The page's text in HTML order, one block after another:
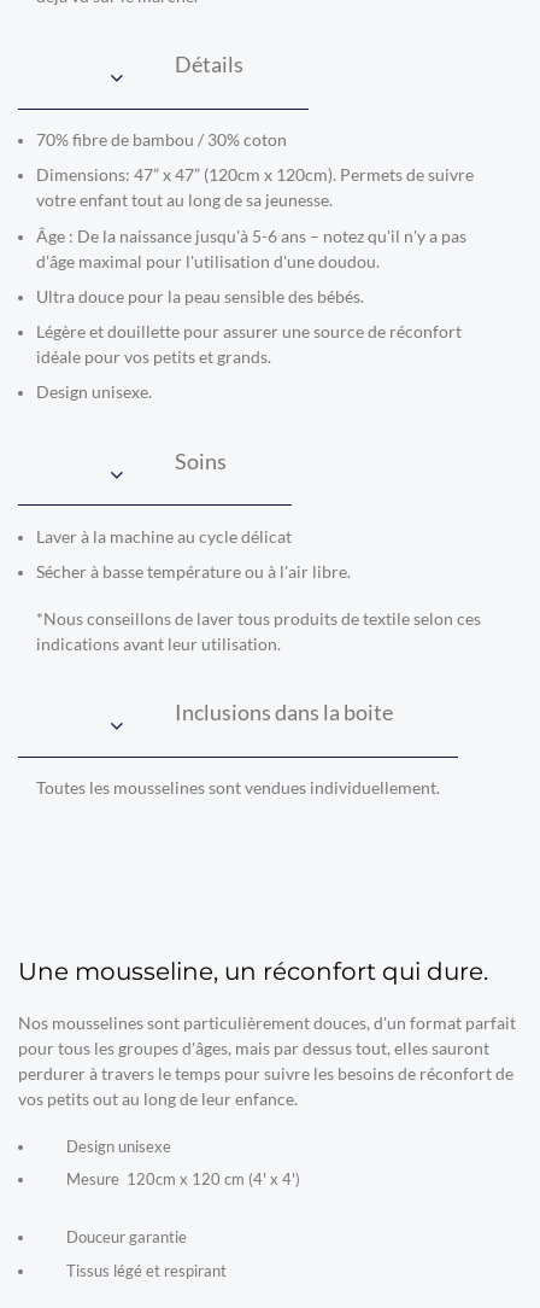
Détails
70% fibre de bambou / 30% coton
Dimensions: 47” x 47” (120cm x 120cm). Permets de suivre
votre enfant tout au long de sa jeunesse.
Âge : De la naissance jusqu'à 5-6 ans – notez qu'il n'y a pas
d'âge maximal pour l'utilisation d'une doudou.
Ultra douce pour la peau sensible des bébés.
Légère et douillette pour assurer une source de réconfort
idéale pour vos petits et grands.
Design unisexe.
Soins
Laver à la machine au cycle délicat
Sécher à basse température ou à l'air libre.
*Nous conseillons de laver tous produits de textile selon ces
indications avant leur utilisation.
Inclusions dans la boite
Toutes les mousselines sont vendues individuellement.
Une mousseline, un réconfort qui dure.
Nos mousselines sont particulièrement douces, d'un format parfait
pour tous les groupes d'âges, mais par dessus tout, elles sauront
perdurer à travers le temps pour suivre les besoins de réconfort de
vos petits out au long de leur enfance.
Design unisexe
Mesure 120cm x 120 cm (4' x 4')
Douceur garantie
Tissus légé et respirant